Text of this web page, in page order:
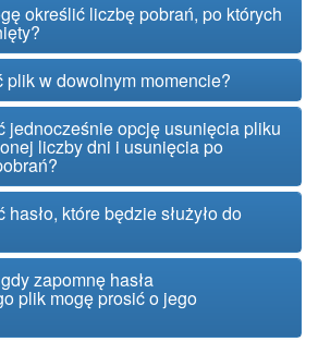
określić liczbę pobrań, po których
plik w dowolnym momencie?
jednocześnie opcję usunięcia pliku
liczby dni i usunięcia po
które będzie służyło do
zapomnę hasła
plik mogę prosić o jego